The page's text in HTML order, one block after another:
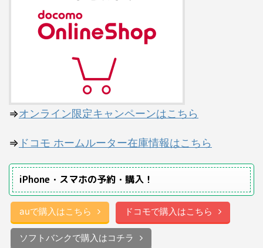
⇒オンライン限定キャンペーンはこちら
⇒ ドコモ ホームルーター在庫情報はこちら
iPhone・スマホの予約・購入！
auで購入はこちら ドコモで購入はこちら
ソフトバンクで購入はコチラ